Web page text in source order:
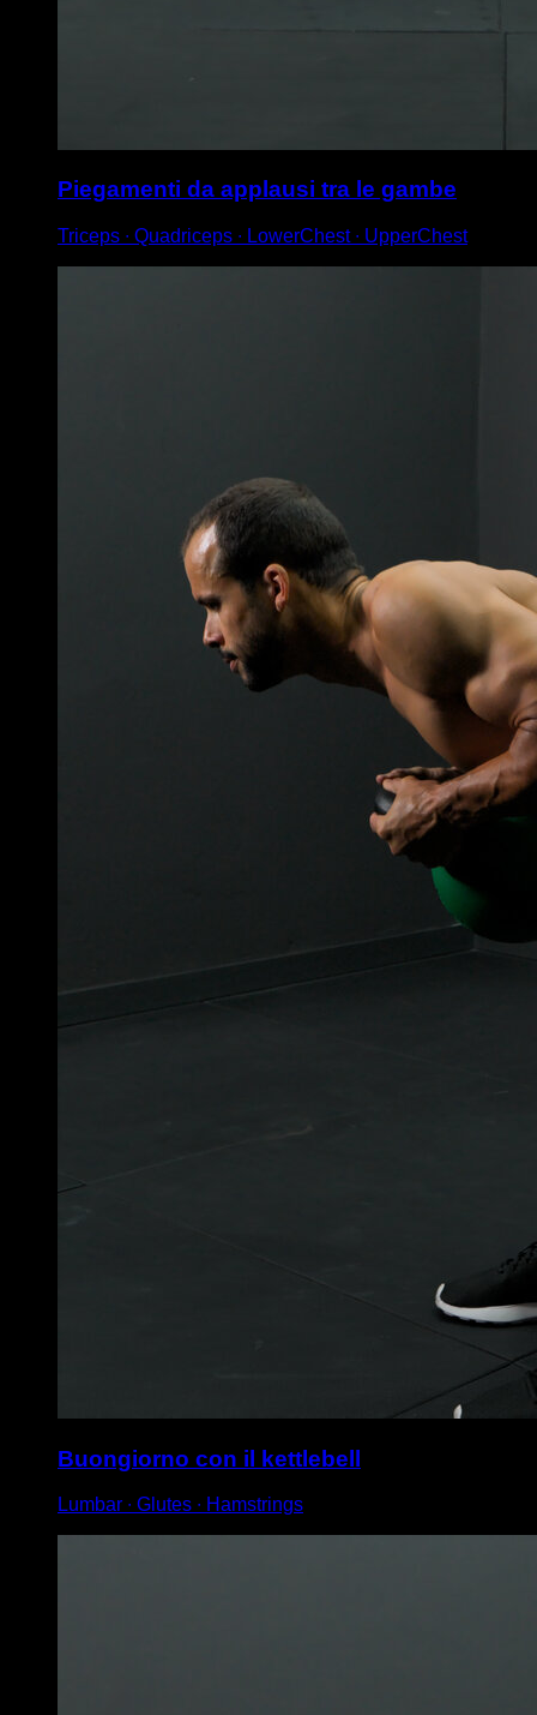
Piegamenti da applausi tra le gambe
Triceps ∙ Quadriceps ∙ LowerChest ∙ UpperChest
Buongiorno con il kettlebell
Lumbar ∙ Glutes ∙ Hamstrings